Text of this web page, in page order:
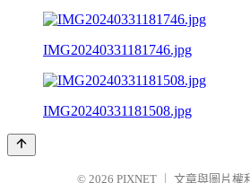
IMG20240331181746.jpg
IMG20240331181508.jpg
© 2026 PIXNET 文章與圖片權